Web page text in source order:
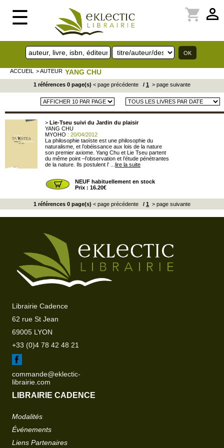
☰ perm_identity
shopping_cart
ACCUEIL > AUTEUR YANG CHU
1 références 0 page(s) < page précédente / 1 > page suivante
> Lie-Tseu suivi du Jardin du plaisir
YANG CHU
MYOHO : 20/04/2012
La philosophie taoïste est une philosophie du
naturalisme, et l’obéissance aux lois de la nature
son premier axiome. Yang Chu et Lie Tseu partent
du même point –l’observation et l’étude pénétrantes
de la nature. Ils postulent l’ ... lire la suite
NEUF habituellement en stock
Prix : 16.20€
1 références 0 page(s) < page précédente / 1 > page suivante
Librairie Cadence
62 rue St Jean
69005 LYON
+33 (0)4 78 42 48 21
commande@eklectic-
librairie.com
LIBRAIRIE CADENCE
Modalités
Événements
Liens Partenaires